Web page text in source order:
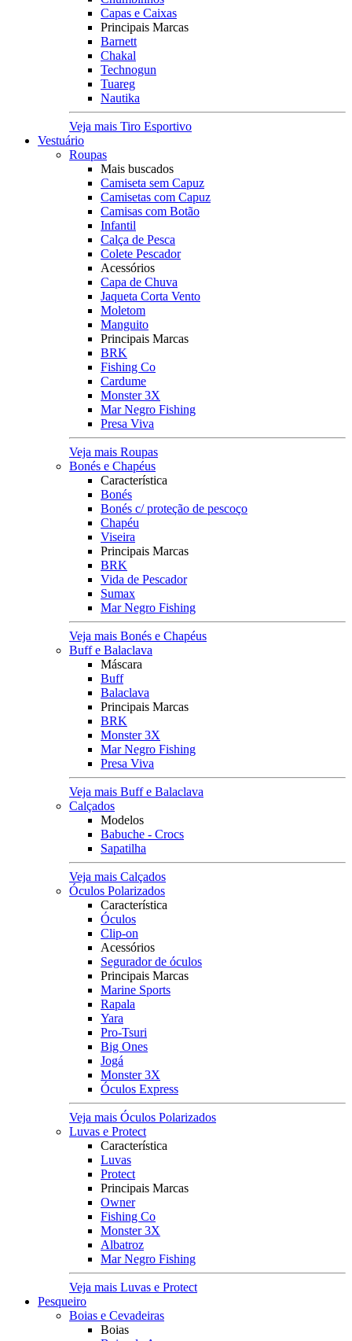
Capas e Caixas
Principais Marcas
Barnett
Chakal
Technogun
Tuareg
Nautika
Veja mais Tiro Esportivo
Vestuário
Roupas
Mais buscados
Camiseta sem Capuz
Camisetas com Capuz
Camisas com Botão
Infantil
Calça de Pesca
Colete Pescador
Acessórios
Capa de Chuva
Jaqueta Corta Vento
Moletom
Manguito
Principais Marcas
BRK
Fishing Co
Cardume
Monster 3X
Mar Negro Fishing
Presa Viva
Veja mais Roupas
Bonés e Chapéus
Característica
Bonés
Bonés c/ proteção de pescoço
Chapéu
Viseira
Principais Marcas
BRK
Vida de Pescador
Sumax
Mar Negro Fishing
Veja mais Bonés e Chapéus
Buff e Balaclava
Máscara
Buff
Balaclava
Principais Marcas
BRK
Monster 3X
Mar Negro Fishing
Presa Viva
Veja mais Buff e Balaclava
Calçados
Modelos
Babuche - Crocs
Sapatilha
Veja mais Calçados
Óculos Polarizados
Característica
Óculos
Clip-on
Acessórios
Segurador de óculos
Principais Marcas
Marine Sports
Rapala
Yara
Pro-Tsuri
Big Ones
Jogá
Monster 3X
Óculos Express
Veja mais Óculos Polarizados
Luvas e Protect
Característica
Luvas
Protect
Principais Marcas
Owner
Fishing Co
Monster 3X
Albatroz
Mar Negro Fishing
Veja mais Luvas e Protect
Pesqueiro
Boias e Cevadeiras
Boias